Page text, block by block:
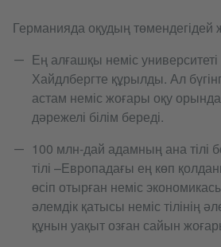
Германияда оқудың
Ең алғашқы неміс
Хайдлбергте құрылды. Ал
астам неміс жоғары оқу
дәрежелі білім береді.
100 млн-дай адамның ана тілі
тілі –Европадағы ең көп
өсіп отырған неміс
әлемдік қатысы неміс тілінің
құнын уақыт озған сайын